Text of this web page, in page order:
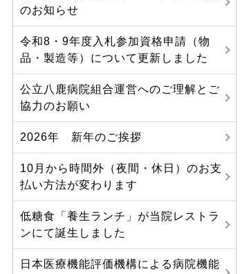
のお知らせ
令和8・9年度入札参加資格申請（物
品・製造等）について更新しました
公立八鹿病院組合運営へのご理解とご
協力のお願い
2026年 新年のご挨拶
10月から時間外（夜間・休日）のお支
払い方法が変わります
低糖食「養生ランチ」が当院レストラ
ンにて誕生しました
日本医療機能評価機構による病院機能